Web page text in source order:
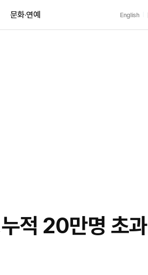
문화·연예 English
적 20만명 초과